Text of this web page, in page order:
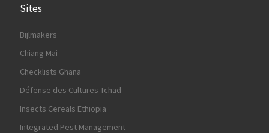
Sites
Bijlmakers
Chiang Mai
Checklists Ghana
Défense des Cultures Tchad
Insects Cereals Ethiopia
Integrated Pest Management